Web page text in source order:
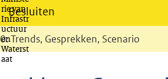
Besluiten
Trends, Gesprekken, Scenario